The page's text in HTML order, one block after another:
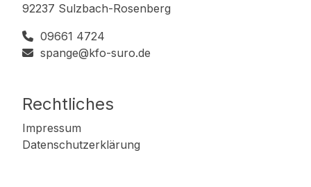
92237 Sulzbach-Rosenberg
09661 4724
spange@kfo-suro.de
Rechtliches
Impressum
Datenschutzerklärung